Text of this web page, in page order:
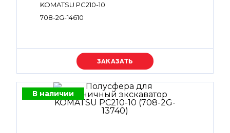
KOMATSU PC210-10
708-2G-14610
Уточняйте цену
В наличии